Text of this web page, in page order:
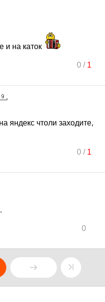
и на каток
0/ 1
яндекс чтоли заходите,
0/ 1
0